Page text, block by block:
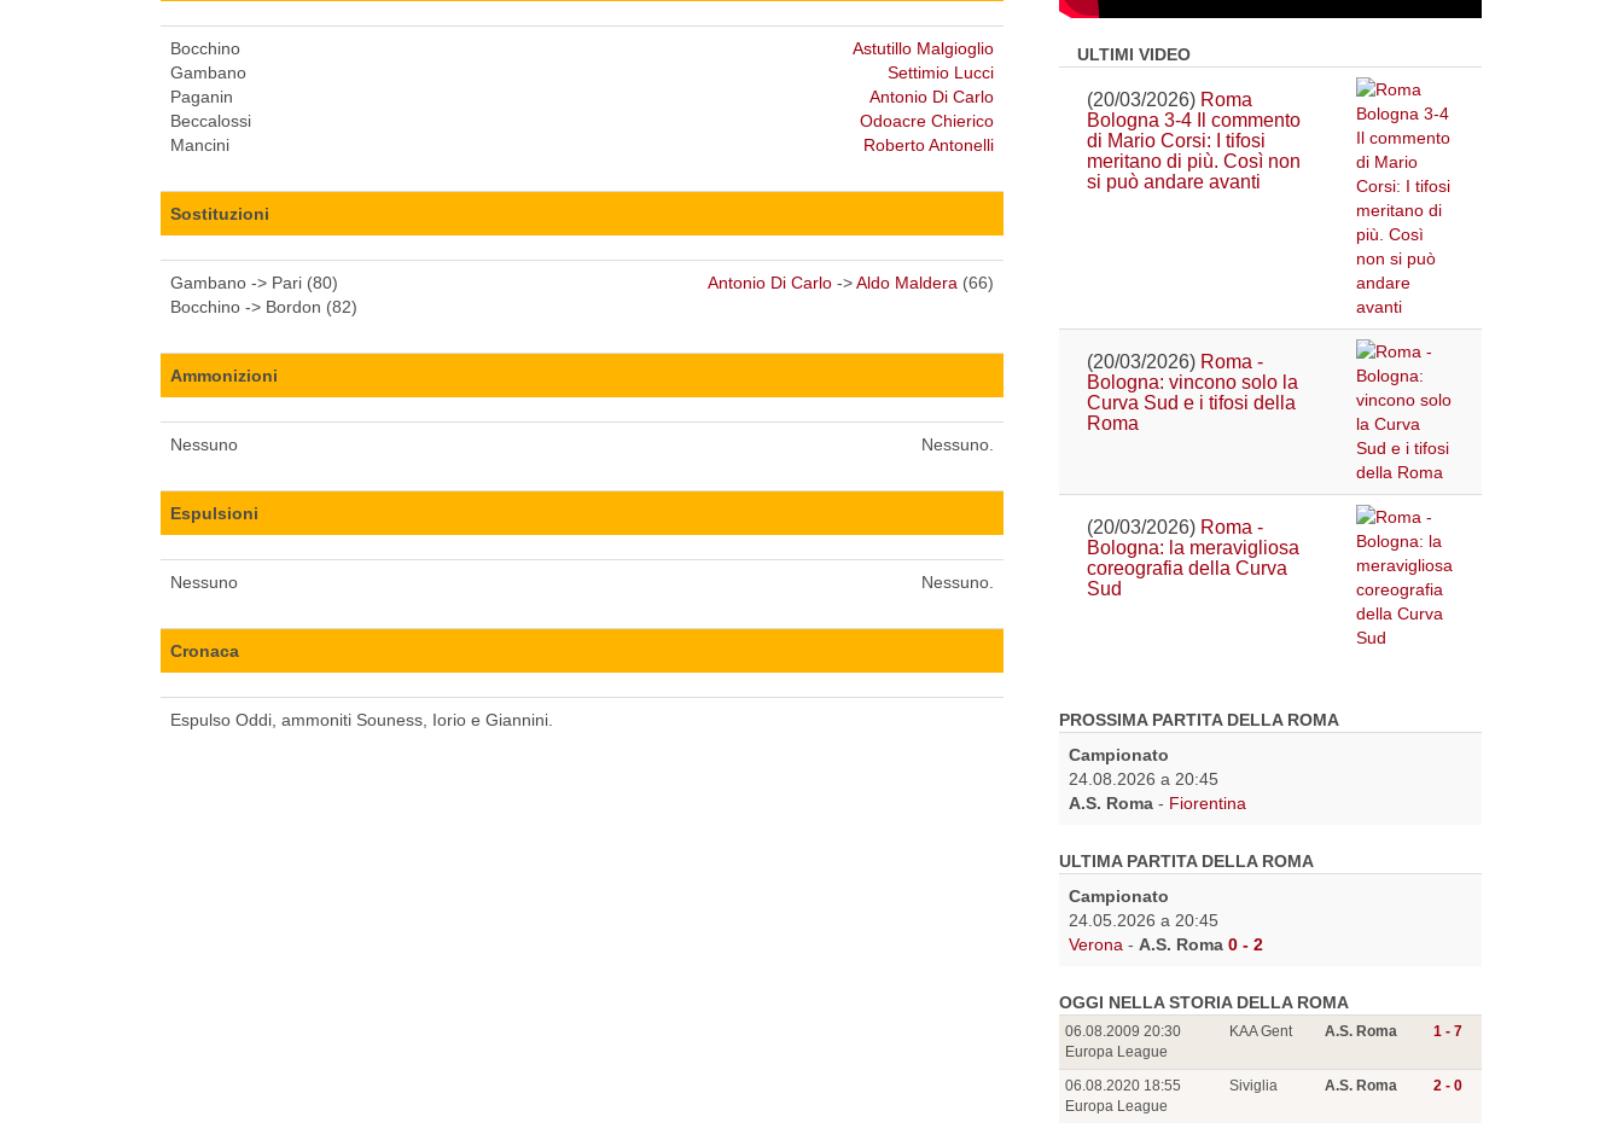
Bocchino
Gambano
Paganin
Beccalossi
Mancini
Astutillo Malgioglio
Settimio Lucci
Antonio Di Carlo
Odoacre Chierico
Roberto Antonelli
Sostituzioni
Gambano -> Pari (80)
Bocchino -> Bordon (82)
Antonio Di Carlo ->Aldo Maldera (66)
Ammonizioni
Nessuno Nessuno.
Espulsioni
Nessuno Nessuno.
Cronaca
Espulso Oddi, ammoniti Souness, Iorio e Giannini.
ULTIMI VIDEO
(20/03/2026) Roma
Bologna 3-4 Il commento
di Mario Corsi: I tifosi
meritano di più. Così non
si può andare avanti
(20/03/2026) Roma -
Bologna: vincono solo la
Curva Sud e i tifosi della
Roma
(20/03/2026) Roma -
Bologna: la meravigliosa
coreografia della Curva
Sud
PROSSIMA PARTITA DELLA ROMA
Campionato
24.08.2026 a 20:45
A.S. Roma - Fiorentina
ULTIMA PARTITA DELLA ROMA
Campionato
24.05.2026 a 20:45
Verona - A.S. Roma 0 - 2
OGGI NELLA STORIA DELLA ROMA
06.08.2009 20:30
Europa League
KAA Gent A.S. Roma 1 - 7
06.08.2020 18:55
Europa League
Siviglia A.S. Roma 2 - 0